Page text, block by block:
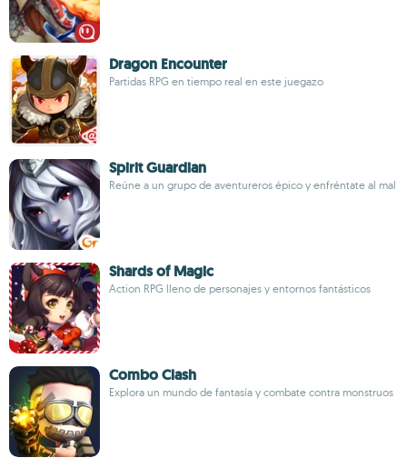
Dragon Encounter
Partidas RPG en tiempo real en este juegazo
Spirit Guardian
Reúne a un grupo de aventureros épico y enfréntate al mal
Shards of Magic
Action RPG lleno de personajes y entornos fantásticos
Combo Clash
Explora un mundo de fantasía y combate contra monstruos